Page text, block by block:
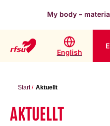
My body –
English
Start Aktuellt
AKTUELLT